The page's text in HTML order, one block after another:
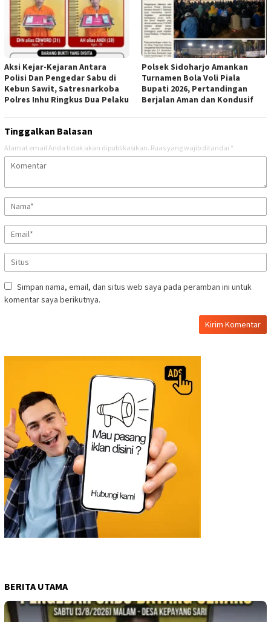
Aksi Kejar-Kejaran Antara
Polisi Dan Pengedar Sabu di
Kebun Sawit, Satresnarkoba
Polres Inhu Ringkus Dua Pelaku
Polsek Sidoharjo Amankan
Turnamen Bola Voli Piala
Bupati 2026, Pertandingan
Berjalan Aman dan Kondusif
Tinggalkan Balasan
Alamat email Anda tidak akan dipublikasikan. Ruas yang wajib ditandai *
Simpan nama, email, dan situs web saya pada peramban ini untuk
komentar saya berikutnya.
BERITA UTAMA